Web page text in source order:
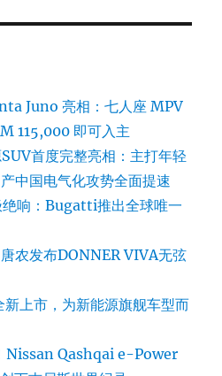
Juno 亮相：七人座 MPV
115,000 即可入主
首度完整亮相：主打年轻
中国电气化攻势全面提速
响：Bugatti推出全球唯一
农发布DONNER VIVA无弦
上市，为新能源旗舰车型而
Nissan Qashqai e-Power